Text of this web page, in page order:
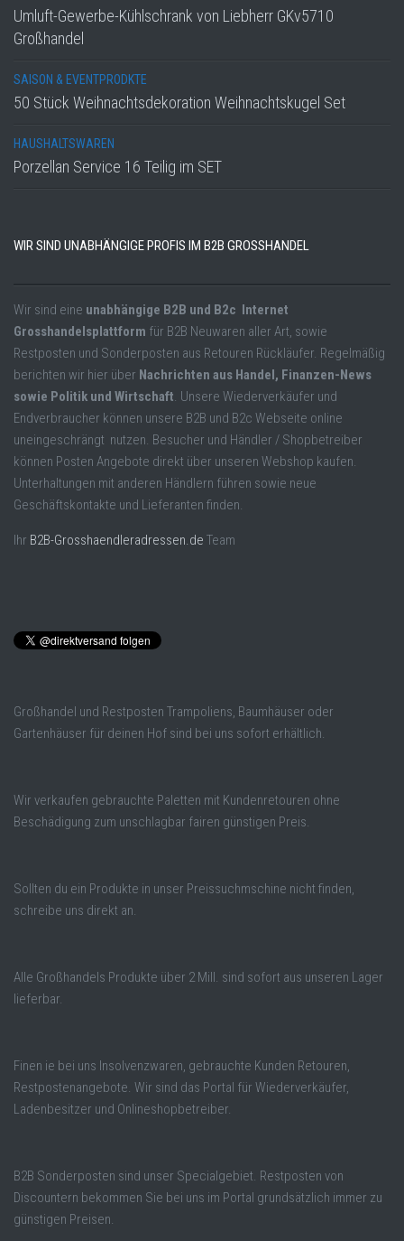
Umluft-Gewerbe-Kühlschrank von Liebherr GKv5710
Großhandel
SAISON & EVENTPRODKTE
50 Stück Weihnachtsdekoration Weihnachtskugel Set
HAUSHALTSWAREN
Porzellan Service 16 Teilig im SET
WIR SIND UNABHÄNGIGE PROFIS IM B2B GROSSHANDEL
Wir sind eine unabhängige B2B und B2c Internet
Grosshandelsplattform für B2B Neuwaren aller Art, sowie
Restposten und Sonderposten aus Retouren Rückläufer. Regelmäßig
berichten wir hier über Nachrichten aus Handel, Finanzen-News
sowie Politik und Wirtschaft . Unsere Wiederverkäufer und
Endverbraucher können unsere B2B und B2c Webseite online
uneingeschrängt nutzen. Besucher und Händler / Shopbetreiber
können Posten Angebote direkt über unseren Webshop kaufen.
Unterhaltungen mit anderen Händlern führen sowie neue
Geschäftskontakte und Lieferanten finden.
Ihr B2B-Grosshaendleradressen.de Team
Großhandel und Restposten Trampoliens, Baumhäuser oder
Gartenhäuser für deinen Hof sind bei uns sofort erhältlich.
Wir verkaufen gebrauchte Paletten mit Kundenretouren ohne
Beschädigung zum unschlagbar fairen günstigen Preis.
Sollten du ein Produkte in unser Preissuchmschine nicht finden,
schreibe uns direkt an.
Alle Großhandels Produkte über 2 Mill. sind sofort aus unseren Lager
lieferbar.
Finen ie bei uns Insolvenzwaren, gebrauchte Kunden Retouren,
Restpostenangebote. Wir sind das Portal für Wiederverkäufer,
Ladenbesitzer und Onlineshopbetreiber.
B2B Sonderposten sind unser Specialgebiet. Restposten von
Discountern bekommen Sie bei uns im Portal grundsätzlich immer zu
günstigen Preisen.